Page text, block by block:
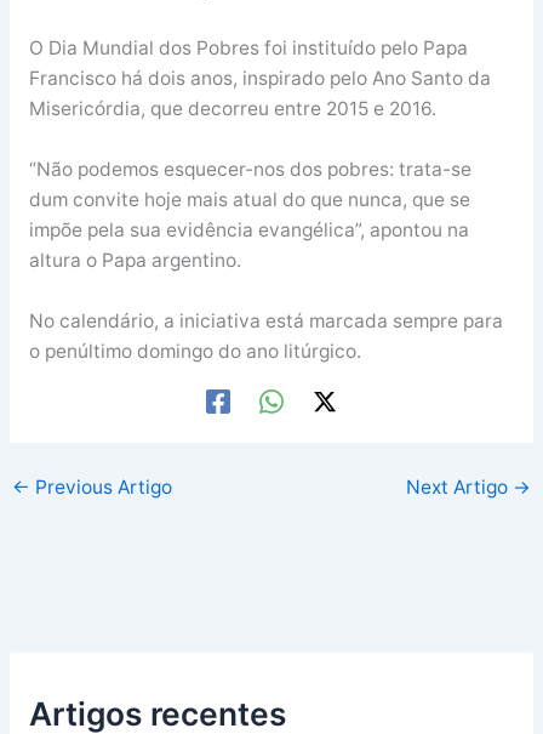
O Dia Mundial dos Pobres foi instituído pelo Papa
Francisco há dois anos, inspirado pelo Ano Santo da
Misericórdia, que decorreu entre 2015 e 2016.
“Não podemos esquecer-nos dos pobres: trata-se
dum convite hoje mais atual do que nunca, que se
impõe pela sua evidência evangélica”, apontou na
altura o Papa argentino.
No calendário, a iniciativa está marcada sempre para
o penúltimo domingo do ano litúrgico.
← Previous Artigo Next Artigo →
Artigos recentes